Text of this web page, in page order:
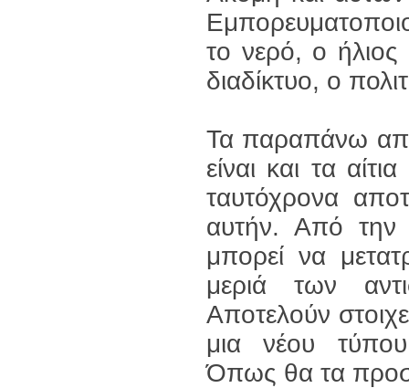
το νερό, ο ήλιος
διαδίκτυο, ο
Τα παραπάνω
είναι και τα
ταυτόχρονα
αυτήν. Από την
μπορεί να
μεριά των
Αποτελούν
μια νέου τύπου
Όπως θα τα